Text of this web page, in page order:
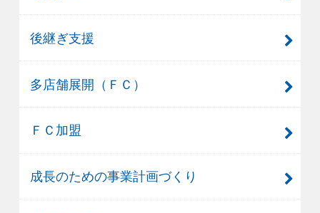
後継ぎ支援
多店舗展開（ＦＣ）
ＦＣ加盟
成長のための事業計画づくり